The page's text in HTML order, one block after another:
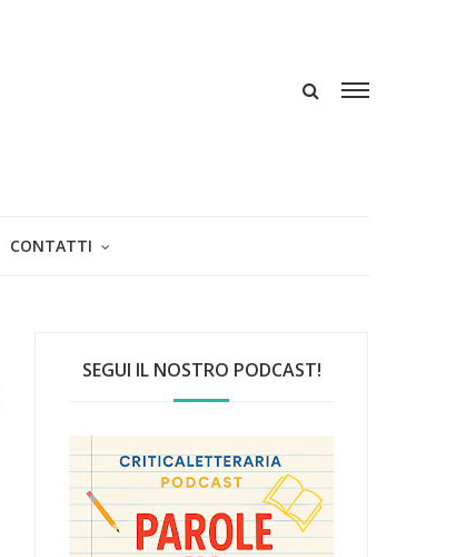
CONTATTI
SEGUI IL NOSTRO PODCAST!